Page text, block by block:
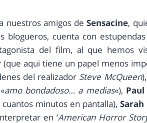
nuestros amigos deSensacine,
blogueros, cuenta con
del film, al que hemos
(que aqui tiene un papel menos
del realizador Steve McQueen),
amo bondadoso… a medias«),
minutos en pantalla),Sarah
en ‘American Horror